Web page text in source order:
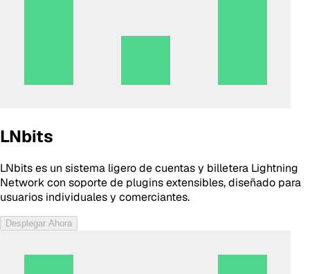
LNbits
LNbits es un sistema ligero de cuentas y billetera Lightning
Network con soporte de plugins extensibles, diseñado para
usuarios individuales y comerciantes.
Desplegar Ahora